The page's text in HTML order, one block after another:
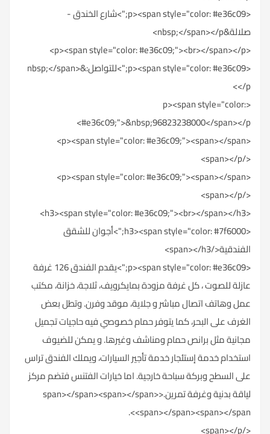
<p><span style="color: #e36c09;">شارع الخندق -
صلالة&nbsp;</span></p>
<p><span style="color: #e36c09;"><br></span></p>
<p><span style="color: #e36c09;">للتواصل:&nbsp;</span>
</p>
<p><span style="color:
#e36c09;">&nbsp;96823238000</span></p>
<p><span style="color: #e36c09;"><span></span>
</span></p>
<p><span style="color: #e36c09;"><span></span>
</span></p>
<h3><span style="color: #e36c09;"><br></span></h3>
<h3><span style="color: #7f6000;">أجوان للشقق
الفندقية</span></h3>
<p><span style="color: #e36c09;">يقدم الفندق 126 غرفة
عازلة للصوت ، كل غرفة مزودة بمايكرويف، ثلاجة، خزانة، مكتب
عمل وهاتف اتصال مباشر و جلاية، موقد وفرن. وتطل بعض
الغرف على البحر، كما يتوفر حمام خصوصي فيه حاجيات تجميل
مجانية مثل برانص حمام ومناشف وغيرها. و يمكن للضيوف
استخدام خدمة إستئجار خدمة تأجير السيارات، ويملك الفندق تراس
على السطح وبركة سباحة خارجية. اما خيارات الفتنس فتضم مركز
لياقة بدنية وغرفة تمرين.<span></span><span></span>
<span></span><span></span>.
</span></p>